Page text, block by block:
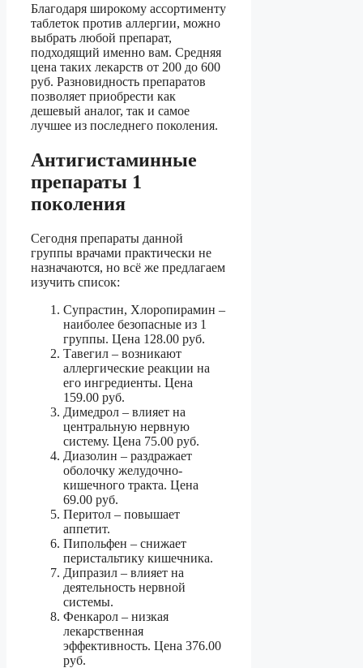
Благодаря широкому ассортименту
таблеток против аллергии, можно
выбрать любой препарат,
подходящий именно вам. Средняя
цена таких лекарств от 200 до 600
руб. Разновидность препаратов
позволяет приобрести как
дешевый аналог, так и самое
лучшее из последнего поколения.
Антигистаминные
препараты 1
поколения
Сегодня препараты данной
группы врачами практически не
назначаются, но всё же предлагаем
изучить список:
Супрастин, Хлоропирамин –
наиболее безопасные из 1
группы. Цена 128.00 руб.
Тавегил – возникают
аллергические реакции на
его ингредиенты. Цена
159.00 руб.
Димедрол – влияет на
центральную нервную
систему. Цена 75.00 руб.
Диазолин – раздражает
оболочку желудочно-
кишечного тракта. Цена
69.00 руб.
Перитол – повышает
аппетит.
Пипольфен – снижает
перистальтику кишечника.
Дипразил – влияет на
деятельность нервной
системы.
Фенкарол – низкая
лекарственная
эффективность. Цена 376.00
руб.